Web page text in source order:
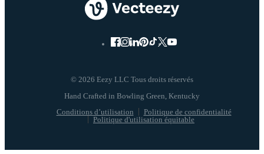
© 2026 Eezy LLC Tous droits réservés
Conditions d’utilisation
Politique de confidentialité
Politique d'utilisation équitable